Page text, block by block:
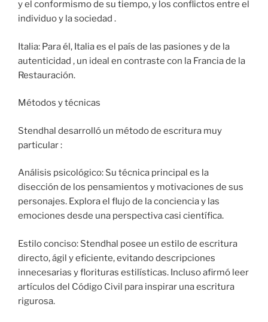
y el conformismo de su tiempo, y los conflictos entre el
individuo y la sociedad .
Italia: Para él, Italia es el país de las pasiones y de la
autenticidad , un ideal en contraste con la Francia de la
Restauración.
Métodos y técnicas
Stendhal desarrolló un método de escritura muy
particular :
Análisis psicológico: Su técnica principal es la
disección de los pensamientos y motivaciones de sus
personajes. Explora el flujo de la conciencia y las
emociones desde una perspectiva casi científica.
Estilo conciso: Stendhal posee un estilo de escritura
directo, ágil y eficiente, evitando descripciones
innecesarias y florituras estilísticas. Incluso afirmó leer
artículos del Código Civil para inspirar una escritura
rigurosa.